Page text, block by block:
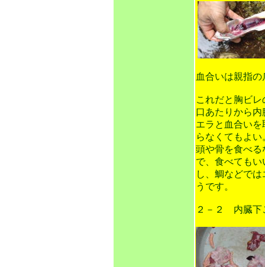
血合いは親指
これだと胸ビ
口あたりから
エラと血合い
らなくてもよい
頭や骨を食べ
で、食べても
し、鯛などで
うです。
２－２ 内臓下